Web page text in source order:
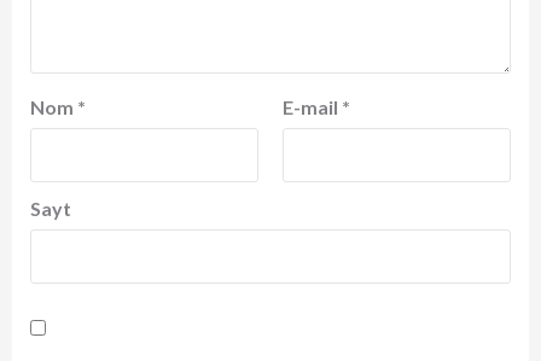
Nom * E-mail *
Sayt